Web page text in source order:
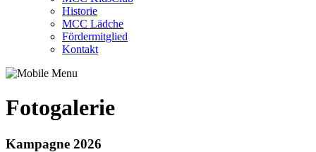
Historie
MCC Lädche
Fördermitglied
Kontakt
Fotogalerie
Kampagne 2026